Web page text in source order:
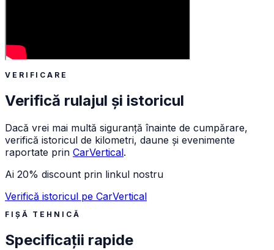
VERIFICARE
Verifică rulajul și istoricul
Dacă vrei mai multă siguranță înainte de cumpărare,
verifică istoricul de kilometri, daune și evenimente
raportate prin CarVertical.
Ai 20% discount prin linkul nostru
Verifică istoricul pe CarVertical
FIȘĂ TEHNICĂ
Specificații rapide